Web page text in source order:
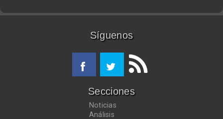
Síguenos
Secciones
Noticias
Análisis